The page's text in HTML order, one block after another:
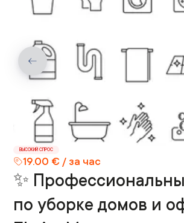
Previous slide
ВЫСОКИЙ СПРОС
19.00 € / за час
✨
по уборке домов и